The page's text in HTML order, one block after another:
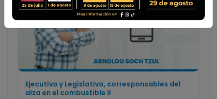
Ejecutivo y Legislativo, corresponsables del
alza en el combustible II